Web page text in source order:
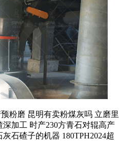
粉磨 昆明有卖粉煤灰吗 立磨里
加工 时产230方青石对辊高产
石碴子的机器 180TPH2024超